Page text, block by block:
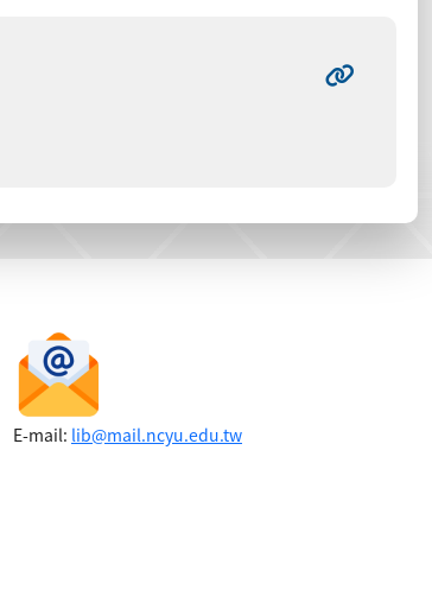
E-mail: lib@mail.ncyu.edu.tw